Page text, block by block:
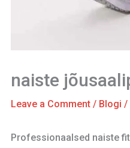
naiste
Leave a Comment / Blogi /
Professionaalsed naiste